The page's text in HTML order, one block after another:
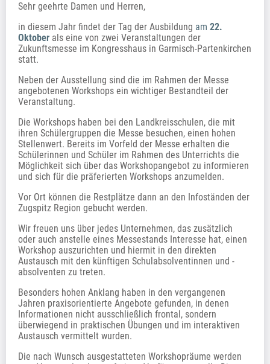
Sehr geehrte Damen und Herren,
in diesem Jahr findet der Tag der Ausbildung am 22.
Oktober als eine von zwei Veranstaltungen der
Zukunftsmesse im Kongresshaus in Garmisch-Partenkirchen
statt.
Neben der Ausstellung sind die im Rahmen der Messe
angebotenen Workshops ein wichtiger Bestandteil der
Veranstaltung.
Die Workshops haben bei den Landkreisschulen, die mit
ihren Schülergruppen die Messe besuchen, einen hohen
Stellenwert. Bereits im Vorfeld der Messe erhalten die
Schülerinnen und Schüler im Rahmen des Unterrichts die
Möglichkeit sich über das Workshopangebot zu informieren
und sich für die präferierten Workshops anzumelden.
Vor Ort können die Restplätze dann an den Infoständen der
Zugspitz Region gebucht werden.
Wir freuen uns über jedes Unternehmen, das zusätzlich
oder auch anstelle eines Messestands Interesse hat, einen
Workshop auszurichten und hiermit in den direkten
Austausch mit den künftigen Schulabsolventinnen und -
absolventen zu treten.
Besonders hohen Anklang haben in den vergangenen
Jahren praxisorientierte Angebote gefunden, in denen
Informationen nicht ausschließlich frontal, sondern
überwiegend in praktischen Übungen und im interaktiven
Austausch vermittelt wurden.
Die nach Wunsch ausgestatteten Workshopräume werden